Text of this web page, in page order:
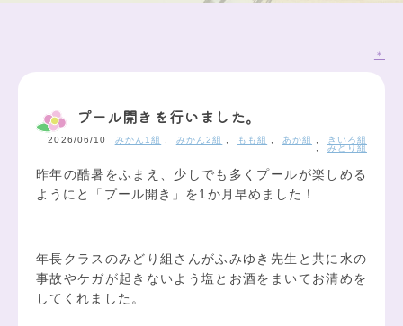
＊
プール開きを行いました。
2026/06/10 みかん1組 みかん2組 もも組 あか組
きいろ組
,みどり組
昨年の酷暑をふまえ、少しでも多くプールが楽しめる
ようにと「プール開き」を1か月早めました！
年長クラスのみどり組さんがふみゆき先生と共に水の
事故やケガが起きないよう塩とお酒をまいてお清めを
してくれました。